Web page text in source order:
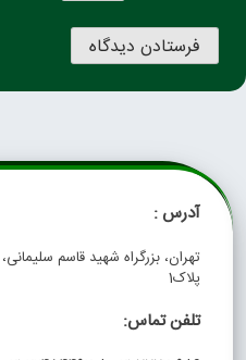
آدرس :
تهران، بزرگراه شهید قاسم
پلاک1
تلفن تماس: